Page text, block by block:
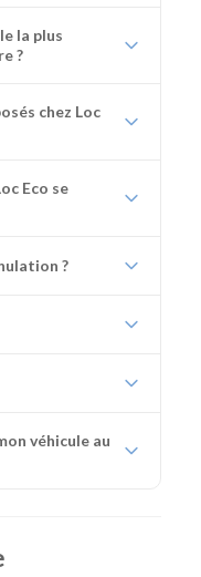
la plus
?
chez Loc
Eco se
?
véhicule au